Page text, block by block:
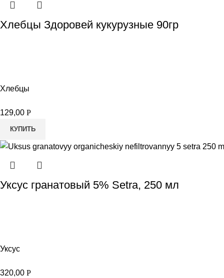
Хлебцы Здоровей кукурузные 90гр
Хлебцы
129,00 Р
КУПИТЬ
Уксус гранатовый 5% Setra, 250 мл
Уксус
320,00 Р